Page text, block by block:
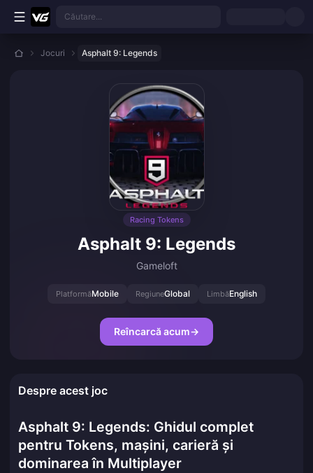
Treci la conținutul principal
Căutare...
Jocuri Asphalt 9: Legends
Racing Tokens
Asphalt 9: Legends
Gameloft
PlatformăMobile RegiuneGlobal LimbăEnglish
Reîncarcă acum→
Despre acest joc
Asphalt 9: Legends: Ghidul complet
pentru Tokens, mașini, carieră și
dominarea în Multiplayer